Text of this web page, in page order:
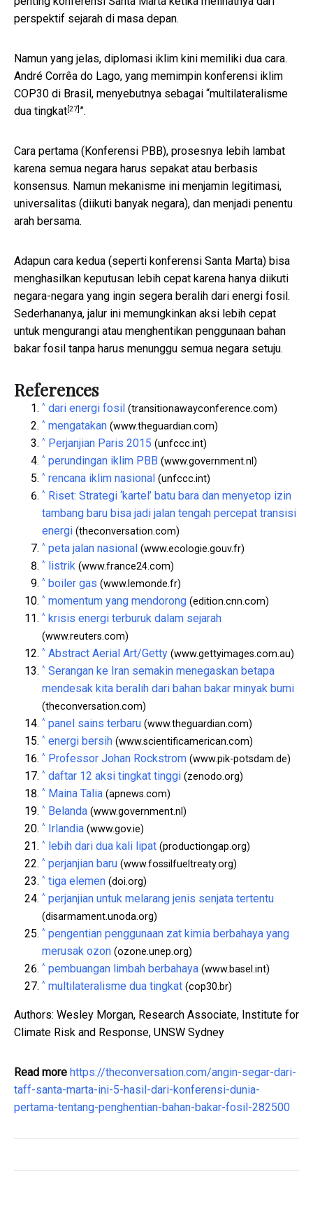
perspektif sejarah di masa depan.
Namun yang jelas, diplomasi iklim kini memiliki dua cara.
André Corrêa do Lago, yang memimpin konferensi iklim
COP30 di Brasil, menyebutnya sebagai “multilateralisme
dua tingkat[27] ”.
Cara pertama (Konferensi PBB), prosesnya lebih lambat
karena semua negara harus sepakat atau berbasis
konsensus. Namun mekanisme ini menjamin legitimasi,
universalitas (diikuti banyak negara), dan menjadi penentu
arah bersama.
Adapun cara kedua (seperti konferensi Santa Marta) bisa
menghasilkan keputusan lebih cepat karena hanya diikuti
negara-negara yang ingin segera beralih dari energi fosil.
Sederhananya, jalur ini memungkinkan aksi lebih cepat
untuk mengurangi atau menghentikan penggunaan bahan
bakar fosil tanpa harus menunggu semua negara setuju.
References
^ dari energi fosil (transitionawayconference.com)
^ mengatakan (www.theguardian.com)
^ Perjanjian Paris 2015 (unfccc.int)
^ perundingan iklim PBB (www.government.nl)
^ rencana iklim nasional (unfccc.int)
^ Riset: Strategi ‘kartel’ batu bara dan menyetop izin
tambang baru bisa jadi jalan tengah percepat transisi
energi (theconversation.com)
^ peta jalan nasional (www.ecologie.gouv.fr)
^ listrik (www.france24.com)
^ boiler gas (www.lemonde.fr)
^ momentum yang mendorong (edition.cnn.com)
^ krisis energi terburuk dalam sejarah
(www.reuters.com)
^ Abstract Aerial Art/Getty (www.gettyimages.com.au)
^ Serangan ke Iran semakin menegaskan betapa
mendesak kita beralih dari bahan bakar minyak bumi
(theconversation.com)
^ panel sains terbaru (www.theguardian.com)
^ energi bersih (www.scientificamerican.com)
^ Professor Johan Rockstrom (www.pik-potsdam.de)
^ daftar 12 aksi tingkat tinggi (zenodo.org)
^ Maina Talia (apnews.com)
^ Belanda (www.government.nl)
^ Irlandia (www.gov.ie)
^ lebih dari dua kali lipat (productiongap.org)
^ perjanjian baru (www.fossilfueltreaty.org)
^ tiga elemen (doi.org)
^ perjanjian untuk melarang jenis senjata tertentu
(disarmament.unoda.org)
^ pengentian penggunaan zat kimia berbahaya yang
merusak ozon (ozone.unep.org)
^ pembuangan limbah berbahaya (www.basel.int)
^ multilateralisme dua tingkat (cop30.br)
Authors: Wesley Morgan, Research Associate, Institute for
Climate Risk and Response, UNSW Sydney
Read more https://theconversation.com/angin-segar-dari-
taff-santa-marta-ini-5-hasil-dari-konferensi-dunia-
pertama-tentang-penghentian-bahan-bakar-fosil-282500